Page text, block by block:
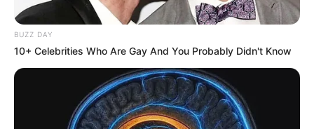
BUZZ DAY
10+ Celebrities Who Are Gay And You Probably Didn't Know